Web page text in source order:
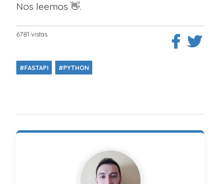
Nos leemos 👋.
6781 vistas
#FASTAPI #PYTHON